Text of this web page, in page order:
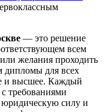
— это решение
всем
желания проходить
дипломы для всех
и высшее. Каждый
требованиями
юридическую силу и